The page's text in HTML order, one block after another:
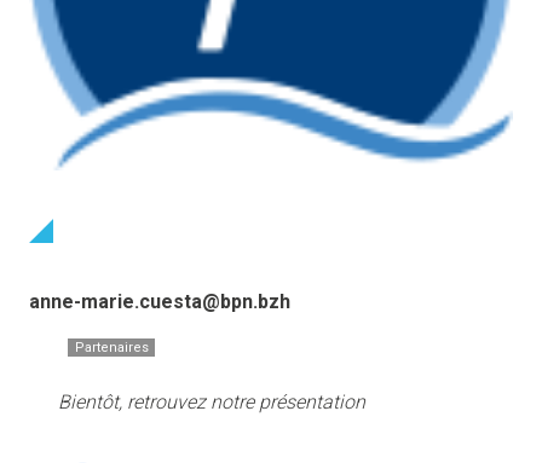
anne-marie.cuesta@bpn.bzh
Partenaires
Bientôt, retrouvez notre présentation